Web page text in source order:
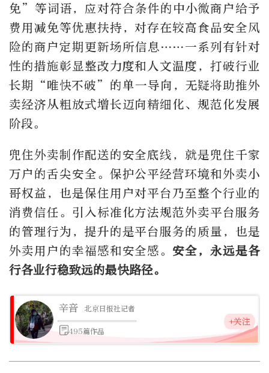
免”等词语，应对符合条件的中小微商户给予
费用减免等优惠扶持，对存在较高食品安全风
险的商户定期更新场所信息……一系列有针对
性的措施彰显整改力度和人文温度，打破行业
长期“唯快不破”的单一导向，无疑将助推外
卖经济从粗放式增长迈向精细化、规范化发展
阶段。
兜住外卖制作配送的安全底线，就是兜住千家
万户的舌尖安全。保护公平经营环境和外卖小
哥权益，也是保住用户对平台乃至整个行业的
消费信任。引入标准化方法规范外卖平台服务
的管理行为，提升的是平台服务的质量，也是
外卖用户的幸福感和安全感。 安全，永远是各
行各业行稳致远的最快路径。
辛音 北京日报社记者
495篇作品
+关注